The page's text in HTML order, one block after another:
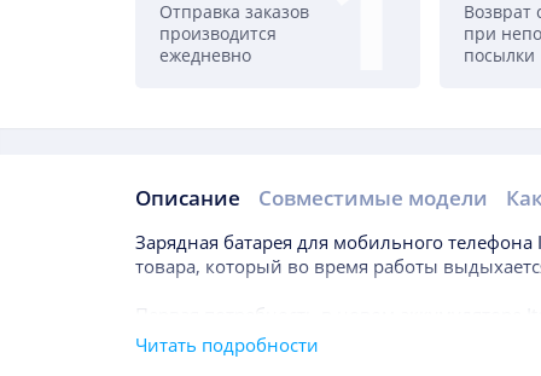
Отправка заказов
производится
ежедневно
Возврат
при
посылки
Описание Совместимые модели
Описание
Зарядная батарея для мобильного телефона
товара, который во время работы
Первая потребность в новом аккумуляторе
Это может потребоваться даже в течение
строя. Как правило, время пользования
Читать подробности